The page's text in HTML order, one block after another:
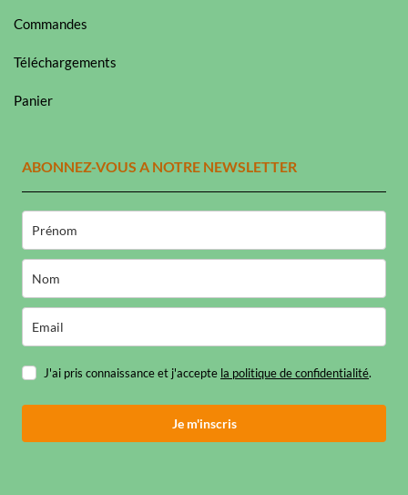
Commandes
Téléchargements
Panier
ABONNEZ-VOUS A NOTRE NEWSLETTER
J'ai pris connaissance et j'accepte la politique de confidentialité.
Je m'inscris